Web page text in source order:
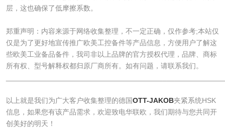
层，这也确保了低摩擦系数。
郑重声明：内容来源于网络收集整理，不一定正确，仅作参考;本站仅
仅是为了更好地宣传推广欧美工控备件等产品信息，方便用户了解这
些欧美工业备品备件，我司非以上品牌的官方授权代理，品牌、商标
所有权、型号解释权都归原厂商所有。如有问题，请联系我们。
​以上就是我们为广大客户收集整理的德国OTT-JAKOB夹紧系统HSK
信息，如果您有该产品需求，欢迎致电华联欧，我们期待与您共同开
创美好的明天！